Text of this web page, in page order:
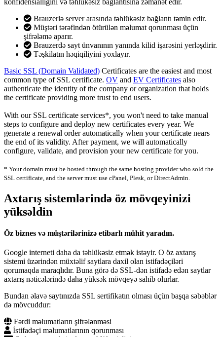
konfidensiallığını və təhlükəsiz bağlantısına zəmanət edir.
Brauzerlə server arasında təhlükəsiz bağlantı təmin edir.
Müştəri tərəfindən ötürülən məlumat qorunması üçün
şifrələmə aparır.
Brauzerdə sayt ünvanının yanında kilid işarəsini yerləşdirir.
Təşkilatın həqiqiliyini yoxlayır.
Basic SSL (Domain Validated) Certificates are the easiest and most
common type of SSL certificate. OV and EV Certificates also
authenticate the identity of the company or organization that holds
the certificate providing more trust to end users.
With our SSL certificate services*, you won't need to take manual
steps to configure and deploy new certificates every year. We
generate a renewal order automatically when your certificate nears
the end of its validity. After payment, we will automatically
configure, validate, and provision your new certificate for you.
* Your domain must be hosted through the same hosting provider who sold the
SSL certificate, and the server must use cPanel, Plesk, or DirectAdmin.
Axtarış sistemlərində öz mövqeyinizi
yüksəldin
Öz biznes və müştərilərinizə etibarlı mühit yaradın.
Google interneti daha da təhlükəsiz etmək istəyir. O öz axtarış
sistemi üzərindən müxtəlif saytlara daxil olan istifadəçiləri
qorumaqda maraqlıdır. Buna görə də SSL-dən istifadə edən saytlar
axtarış nəticələrində daha yüksək mövqeyə sahib olurlar.
Bundan əlavə saytınızda SSL sertifikatın olması üçün başqa səbəblər
də mövcuddur:
Fərdi məlumatların şifrələnməsi
İstifadəçi məlumatlarının qorunması